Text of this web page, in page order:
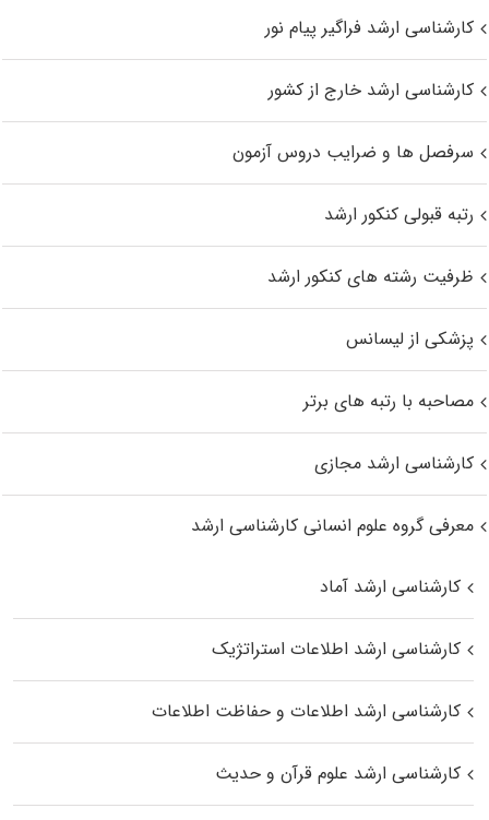
کارشناسی ارشد فراگیر پیام نور
کارشناسی ارشد خارج از کشور
سرفصل ها و ضرایب دروس آزمون
رتبه قبولی کنکور ارشد
ظرفیت رشته های کنکور ارشد
پزشکی از لیسانس
مصاحبه با رتبه های برتر
کارشناسی ارشد مجازی
معرفی گروه علوم انسانی کارشناسی ارشد
کارشناسی ارشد آماد
کارشناسی ارشد اطلاعات استراتژیک
کارشناسی ارشد اطلاعات و حفاظت اطلاعات
کارشناسی ارشد علوم قرآن و حدیث